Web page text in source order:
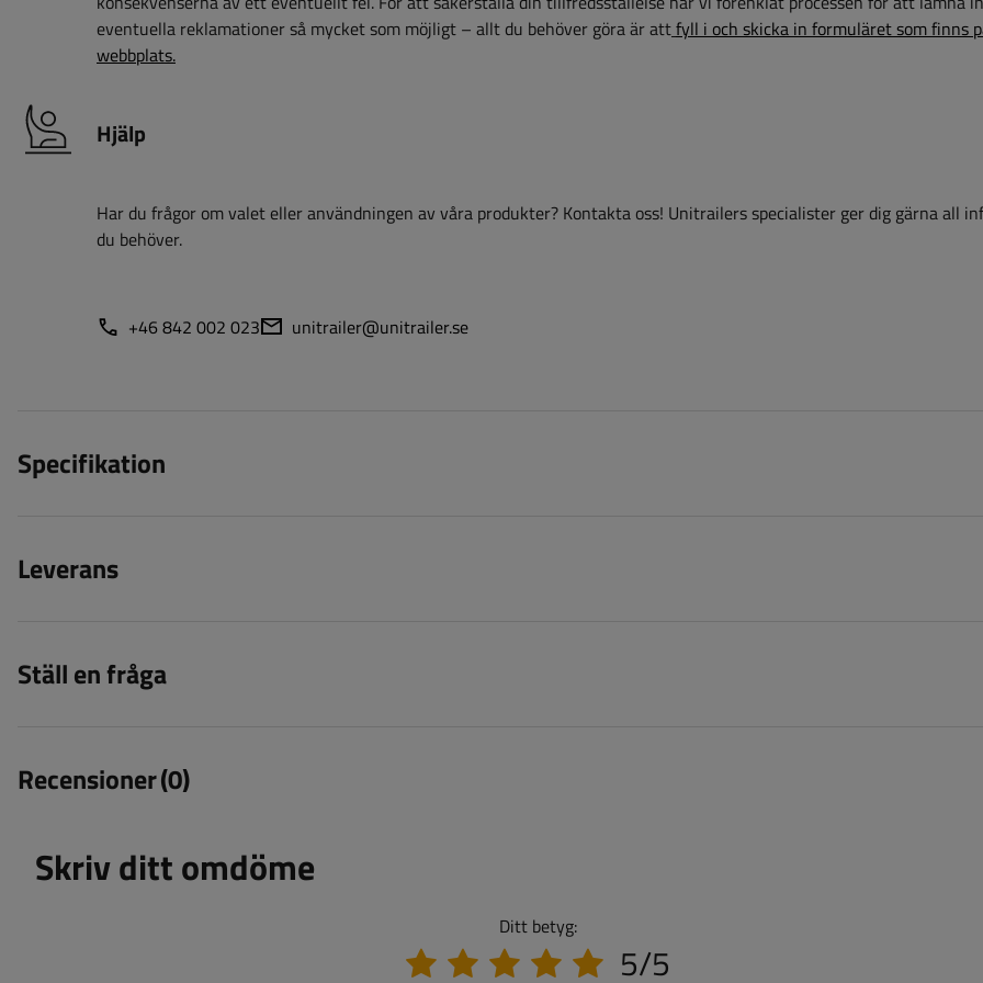
eventuella reklamationer så mycket som möjligt – allt du behöver göra är attfyll i och skicka in formuläret som finns
webbplats.
Hjälp
Har du frågor om valet eller användningen av våra produkter? Kontakta oss! Unitrailers specialister ger dig gärna all
du behöver.
+46 842 002 023 unitrailer@unitrailer.se
Specifikation
Leverans
Ställ en fråga
Recensioner(0)
Skriv ditt omdöme
Ditt betyg:
5/5